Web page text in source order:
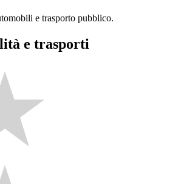
e trasporto pubblico.
e trasporti